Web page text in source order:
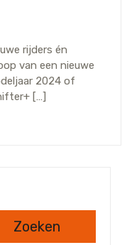
rijders én
van een nieuwe
2024 of
[…]
Zoeken